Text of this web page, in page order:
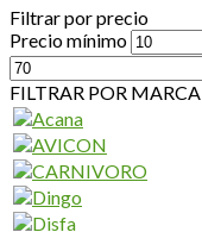
Filtrar por precio
Precio mínimo
FILTRAR POR MARCA